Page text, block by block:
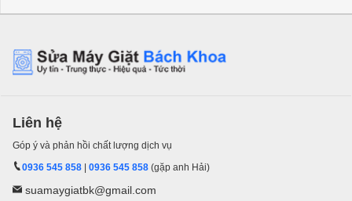
Liên hệ
Góp ý và phản hồi chất lượng dịch vụ
0936 545 858
0936 545 858 (gặp anh Hải)
suamaygiatbk@gmail.com